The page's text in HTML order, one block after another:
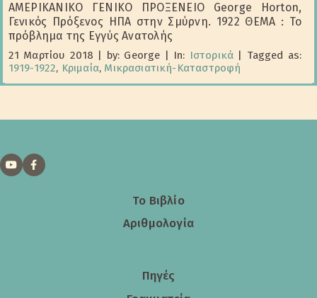
ΑΜΕΡΙKANIKO ΓΕΝΙΚΟ ΠΡΟΞΕΝΕΙΟ George Horton,
Γενικός Πρόξενος ΗΠΑ στην Σμύρνη. 1922 ΘΕΜΑ : Το
πρόβλημα της Εγγύς Ανατολής
21 Μαρτίου 2018 by: George In: Ιστορικά
Tagged as:
1919-1922, Κριμαία, Μικρασιατική-Καταστροφή
Το Βιβλίο
Αριθμολογία
Πηγές